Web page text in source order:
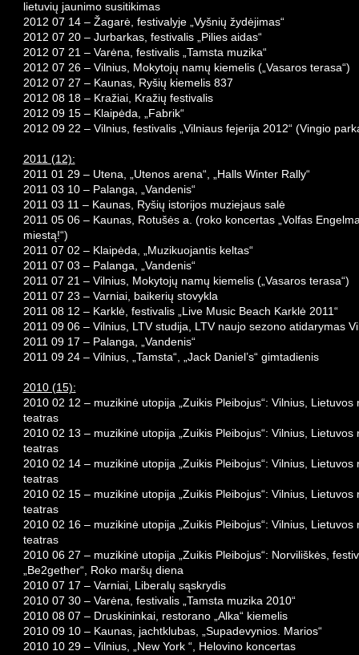
lietuvių jaunimo susitikimas
2012 07 14 – Žagarė, festivalyje „Vyšnių žydėjimas“
2012 07 20 – Jurbarkas, festivalis „Pilies aidas“
2012 07 21 – Varėna, festivalis „Tamsta muzika“
2012 07 26 – Vilnius, Mokytojų namų kiemelis („Vasaros terasa“)
2012 07 27 – Kaunas, Ryšių kiemelis 837
2012 08 18 – Kražiai, Kražių festivalis
2012 09 15 – Klaipėda, „Fabrik“
2012 09 22 – Vilnius, festivalis „Vilniaus fejerija 2012“ (Vingio
2011 (12):
2011 01 29 – Utena, „Utenos arena“, „Halls Winter Rally“
2011 03 10 – Palanga, „Vandenis“
2011 03 11 – Kaunas, Ryšių istorijos muziejaus salė
2011 05 06 – Kaunas, Rotušės a. (roko koncertas „Volfas
miestą!“)
2011 07 02 – Klaipėda, „Muzikuojantis keltas“
2011 07 03 – Palanga, „Vandenis“
2011 07 21 – Vilnius, Mokytojų namų kiemelis („Vasaros terasa“)
2011 07 23 – Varniai, baikerių stovykla
2011 08 12 – Karklė, festivalis „Live Music Beach Karklė 2011“
2011 09 06 – Vilnius, LTV studija, LTV naujo sezono atidarymas
2011 09 17 – Palanga, „Vandenis“
2011 09 24 – Vilnius, „Tamsta“, „Jack Daniel’s“ gimtadienis
2010 (15):
2010 02 12 – muzikinė utopija „Zuikis Pleibojus“: Vilnius, Lietuvos
teatras
2010 02 13 – muzikinė utopija „Zuikis Pleibojus“: Vilnius, Lietuvos
teatras
2010 02 14 – muzikinė utopija „Zuikis Pleibojus“: Vilnius, Lietuvos
teatras
2010 02 15 – muzikinė utopija „Zuikis Pleibojus“: Vilnius, Lietuvos
teatras
2010 02 16 – muzikinė utopija „Zuikis Pleibojus“: Vilnius, Lietuvos
teatras
2010 06 27 – muzikinė utopija „Zuikis Pleibojus“: Norviliškės,
„Be2gether“, Roko maršų diena
2010 07 17 – Varniai, Liberalų sąskrydis
2010 07 30 – Varėna, festivalis „Tamsta muzika 2010“
2010 08 07 – Druskininkai, restorano „Alka“ kiemelis
2010 09 10 – Kaunas, jachtklubas, „Supadevynios. Marios“
2010 10 29 – Vilnius, „New York “, Helovino koncertas